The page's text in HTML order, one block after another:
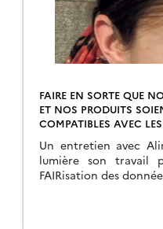
FAIRE EN SORTE QUE
ET NOS PRODUITS
COMPATIBLES AVEC
Un entretien avec
lumière son travail
FAIRisation des